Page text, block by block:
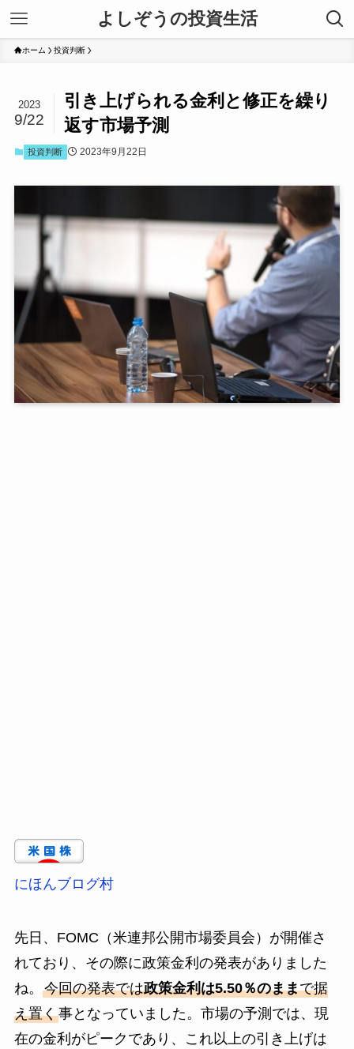
よしぞうの投資生活
ホーム 投資判断
引き上げられる金利と修正を繰り
返す市場予測
2023
9/22
投資判断 2023年9月22日
にほんブログ村
先日、FOMC（米連邦公開市場委員会）が開催さ
れており、その際に政策金利の発表がありました
ね。 今回の発表では政策金利は5.50％のままで据
え置く事となっていました。市場の予測では、現
在の金利がピークであり、これ以上の引き上げは